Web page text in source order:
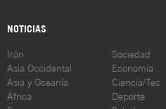
NOTICIAS
Irán
Asia Occidental
Asia y Oceanía
África
Sociedad
Economía
Ciencia/Tec
Deporte